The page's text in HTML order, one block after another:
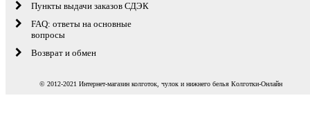
Пункты выдачи заказов СДЭК
FAQ: ответы на основные
вопросы
Возврат и обмен
© 2012-2021 Интернет-магазин колготок, чулок и нижнего белья Колготки-Онлайн